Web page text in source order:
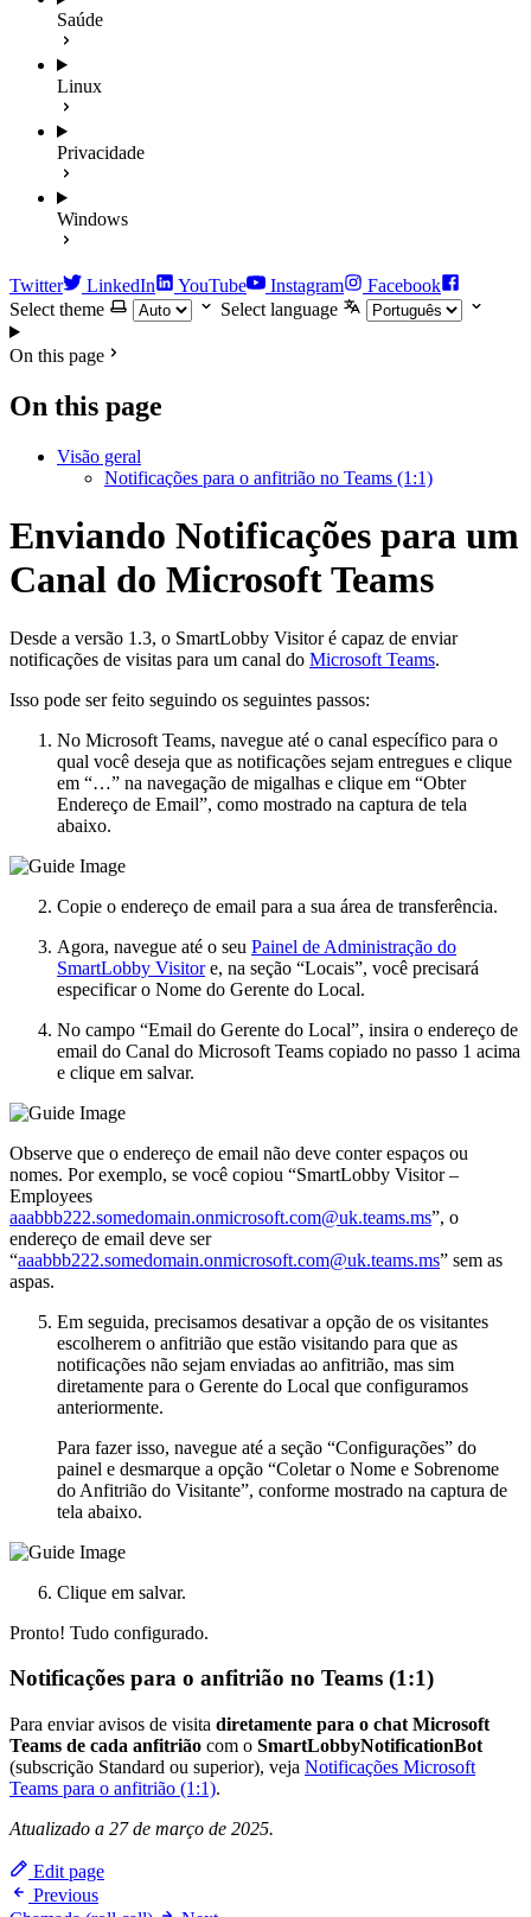
Saúde
Linux
Privacidade
Windows
Twitter LinkedIn YouTube Instagram
Facebook
Select theme
Select language
On this page
On this page
Visão geral
Notificações para o anfitrião no Teams (1:1)
Enviando Notificações para um
Canal do Microsoft Teams
Desde a versão 1.3, o SmartLobby Visitor é capaz de enviar
notificações de visitas para um canal do Microsoft Teams.
Isso pode ser feito seguindo os seguintes passos:
No Microsoft Teams, navegue até o canal específico para o
qual você deseja que as notificações sejam entregues e clique
em “…” na navegação de migalhas e clique em “Obter
Endereço de Email”, como mostrado na captura de tela
abaixo.
Copie o endereço de email para a sua área de transferência.
Agora, navegue até o seu Painel de Administração do
SmartLobby Visitore, na seção “Locais”, você precisará
especificar o Nome do Gerente do Local.
No campo “Email do Gerente do Local”, insira o endereço de
email do Canal do Microsoft Teams copiado no passo 1 acima
e clique em salvar.
Observe que o endereço de email não deve conter espaços ou
nomes. Por exemplo, se você copiou “SmartLobby Visitor –
Employees
aaabbb222.somedomain.onmicrosoft.com@uk.teams.ms”, o
endereço de email deve ser
“aaabbb222.somedomain.onmicrosoft.com@uk.teams.ms” sem as
aspas.
Em seguida, precisamos desativar a opção de os visitantes
escolherem o anfitrião que estão visitando para que as
notificações não sejam enviadas ao anfitrião, mas sim
diretamente para o Gerente do Local que configuramos
anteriormente.
Para fazer isso, navegue até a seção “Configurações” do
painel e desmarque a opção “Coletar o Nome e Sobrenome
do Anfitrião do Visitante”, conforme mostrado na captura de
tela abaixo.
Clique em salvar.
Pronto! Tudo configurado.
Notificações para o anfitrião no Teams (1:1)
Para enviar avisos de visita diretamente para o chat Microsoft
Teams de cada anfitrião com o SmartLobbyNotificationBot
(subscrição Standard ou superior), veja Notificações Microsoft
Teams para o anfitrião (1:1).
Atualizado a 27 de março de 2025.
Edit page
Previous